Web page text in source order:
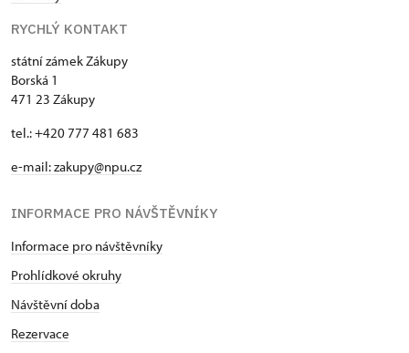
RYCHLÝ KONTAKT
státní zámek Zákupy
Borská 1
471 23 Zákupy
tel.: +420 777 481 683
e-mail: zakupy@npu.cz
INFORMACE PRO NÁVŠTĚVNÍKY
Informace pro návštěvníky
Prohlídkové okruhy
Návštěvní doba
Rezervace